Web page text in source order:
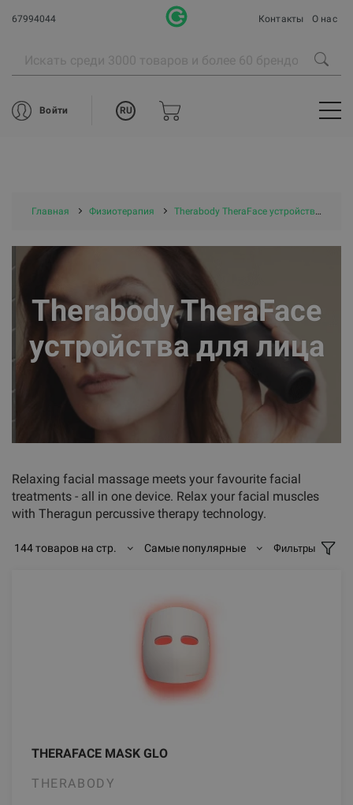
67994044 Контакты О нас
Войти RU
Главная Физиотерапия Therabody TheraFace устройства для лица
Therabody TheraFace
устройства для лица
Relaxing facial massage meets your favourite facial
treatments - all in one device. Relax your facial muscles
with Theragun percussive therapy technology.
144 товаров на стр. Самые популярные Фильтры
THERAFACE MASK GLO
THERABODY